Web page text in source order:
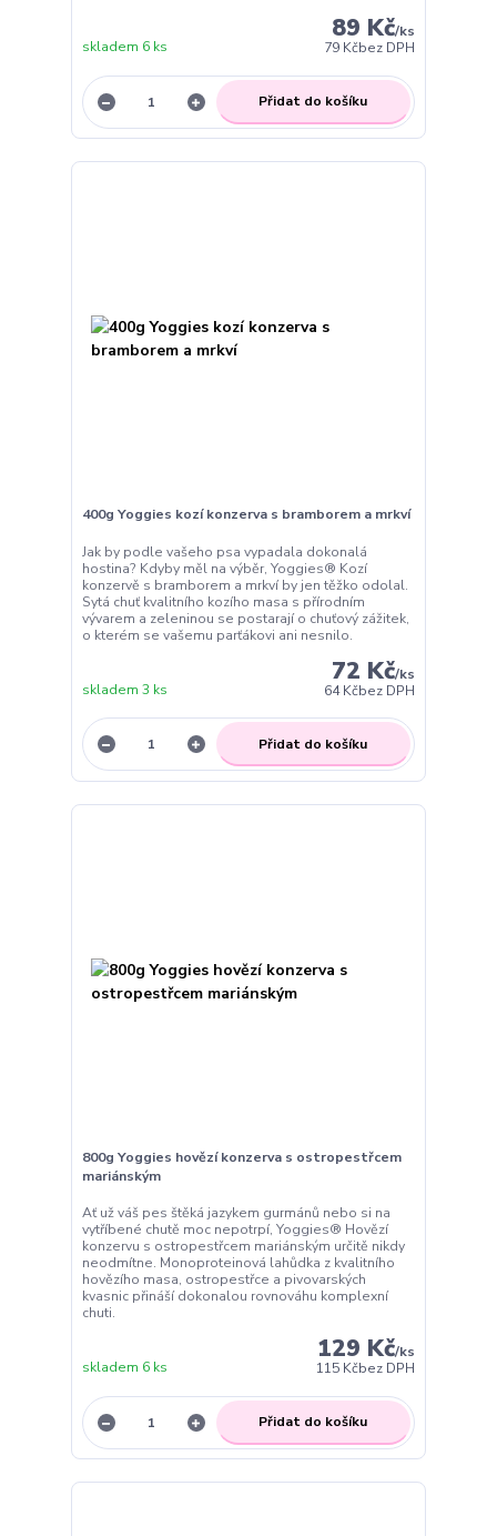
89 Kč/ks
79 Kčbez DPH
skladem 6 ks
Přidat do košíku
400g Yoggies kozí konzerva s bramborem a mrkví
Jak by podle vašeho psa vypadala dokonalá
hostina? Kdyby měl na výběr, Yoggies® Kozí
konzervě s bramborem a mrkví by jen těžko odolal.
Sytá chuť kvalitního kozího masa s přírodním
vývarem a zeleninou se postarají o chuťový zážitek,
o kterém se vašemu parťákovi ani nesnilo.
72 Kč/ks
64 Kčbez DPH
skladem 3 ks
Přidat do košíku
800g Yoggies hovězí konzerva s ostropestřcem
mariánským
Ať už váš pes štěká jazykem gurmánů nebo si na
vytříbené chutě moc nepotrpí, Yoggies® Hovězí
konzervu s ostropestřcem mariánským určitě nikdy
neodmítne. Monoproteinová lahůdka z kvalitního
hovězího masa, ostropestřce a pivovarských
kvasnic přináší dokonalou rovnováhu komplexní
chuti.
129 Kč/ks
115 Kčbez DPH
skladem 6 ks
Přidat do košíku